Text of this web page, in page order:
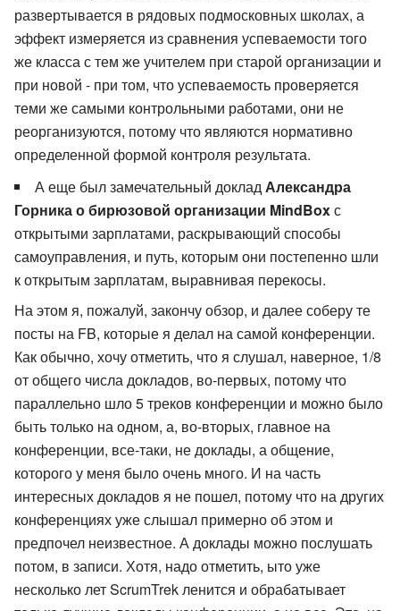
развертывается в рядовых подмосковных школах, а
эффект измеряется из сравнения успеваемости того
же класса с тем же учителем при старой организации и
при новой - при том, что успеваемость проверяется
теми же самыми контрольными работами, они не
реорганизуются, потому что являются нормативно
определенной формой контроля результата.
А еще был замечательный докладАлександра
Горника о бирюзовой организации MindBoxс
открытыми зарплатами, раскрывающий способы
самоуправления, и путь, которым они постепенно шли
к открытым зарплатам, выравнивая перекосы.
На этом я, пожалуй, закончу обзор, и далее соберу те
посты на FB, которые я делал на самой конференции.
Как обычно, хочу отметить, что я слушал, наверное, 1/8
от общего числа докладов, во-первых, потому что
параллельно шло 5 треков конференции и можно было
быть только на одном, а, во-вторых, главное на
конференции, все-таки, не доклады, а общение,
которого у меня было очень много. И на часть
интересных докладов я не пошел, потому что на других
конференциях уже слышал примерно об этом и
предпочел неизвестное. А доклады можно послушать
потом, в записи. Хотя, надо отметить, ыто уже
несколько лет ScrumTrek ленится и обрабатывает